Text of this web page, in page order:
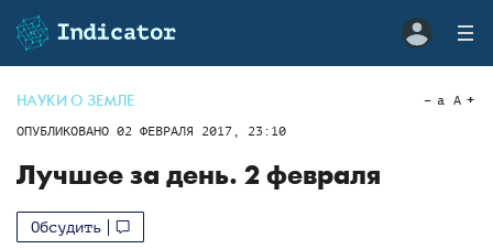
НАУКИ О ЗЕМЛЕ
ОПУБЛИКОВАНО 02 ФЕВРАЛЯ 2017, 23:10
a A
Лучшее за день. 2 февраля
Обсудить